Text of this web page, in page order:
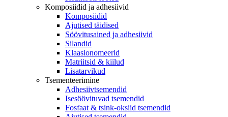
Komposiidid ja adhesiivid
Komposiidid
Ajutised täidised
Söövitusained ja adhesiivid
Silandid
Klaasionomeerid
Matriitsid & kiilud
Lisatarvikud
Tsementeerimine
Adhesiivtsemendid
Isesöövituvad tsemendid
Fosfaat & tsink-oksiid tsemendid